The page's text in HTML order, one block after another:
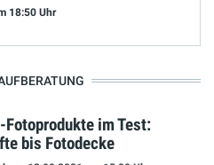
18:50 Uhr
Fotoprodukte im Test:
bis Fotodecke